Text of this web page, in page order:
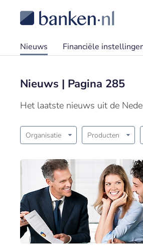
Nieuws Financiële
Nieuws | Pagina 285
Het laatste nieuws uit de
Organisatie Producten